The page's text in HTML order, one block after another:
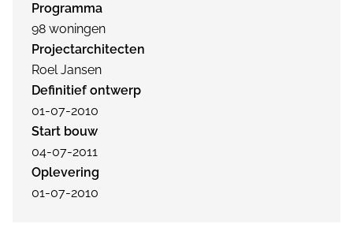
Programma
98 woningen
Projectarchitecten
Roel Jansen
Definitief ontwerp
01-07-2010
Start bouw
04-07-2011
Oplevering
01-07-2010